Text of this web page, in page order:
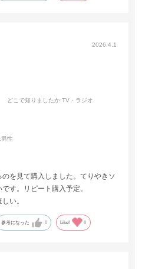
2026.4.1
どこで知りましたか:TV・ラジオ
男性
を見て購入しました。てりやきソ
す。リピート購入予定。
い。
参考になった 0 Like! 0